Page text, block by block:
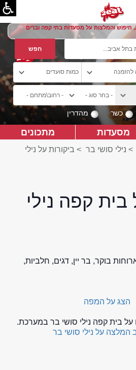
והמלצות על מסעדות בתי קפה וברים
כשר מהדרין
מסעדות מתכונים
> נילי סושי בר > ביקורות על נילי
בית קפה נילי
בוקר, בר יין, דגים, חלביות,
הצג על המפה
על בית קפה נילי סושי בר במערכת.
המלצה על נילי סושי בר